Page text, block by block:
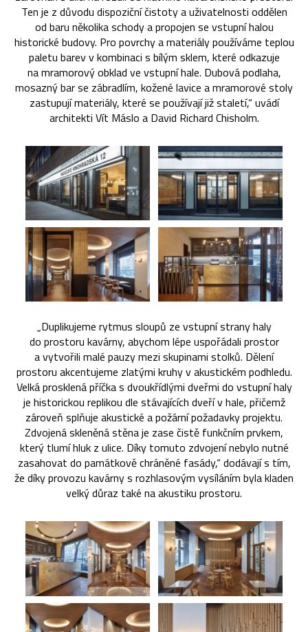
Ten je z důvodu dispoziční čistoty a uživatelnosti oddělen
od baru několika schody a propojen se vstupní halou
historické budovy. Pro povrchy a materiály používáme teplou
paletu barev v kombinaci s bílým sklem, které odkazuje
na mramorový obklad ve vstupní hale. Dubová podlaha,
mosazný bar se zábradlím, kožené lavice a mramorové stoly
zastupují materiály, které se používají již staletí,“ uvádí
architekti Vít Máslo a David Richard Chisholm.
„Duplikujeme rytmus sloupů ze vstupní strany haly
do prostoru kavárny, abychom lépe uspořádali prostor
a vytvořili malé pauzy mezi skupinami stolků. Dělení
prostoru akcentujeme zlatými kruhy v akustickém podhledu.
Velká prosklená příčka s dvoukřídlými dveřmi do vstupní haly
je historickou replikou dle stávajících dveří v hale, přičemž
zároveň splňuje akustické a požární požadavky projektu.
Zdvojená skleněná stěna je zase čistě funkčním prvkem,
který tlumí hluk z ulice. Díky tomuto zdvojení nebylo nutné
zasahovat do památkově chráněné fasády,“ dodávají s tím,
že díky provozu kavárny s rozhlasovým vysíláním byla kladen
velký důraz také na akustiku prostoru.